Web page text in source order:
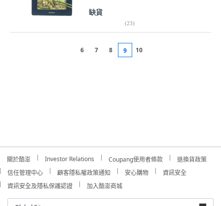
缺貨
(23)
6 7 8 9 10
關於酷澎 Investor Relations Coupang使用者條款
退換貨政策
信任管理中心
顧客隱私權政策通知 安心購物
資訊安全
資訊安全及隱私保護認證
加入酷澎商城